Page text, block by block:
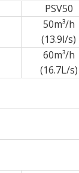
PSV50
50m³/h
(13.9l/s)
60m³/h
(16.7L/s)